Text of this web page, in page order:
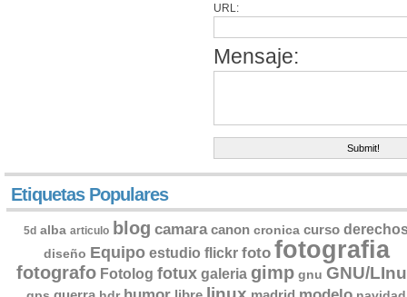
URL:
Mensaje:
Etiquetas Populares
5d alba articulo blog camara canon cronica curso
diseño Equipo estudio flickr foto fotografia
fotografo Fotolog fotux galeria gimp gnu GNU/